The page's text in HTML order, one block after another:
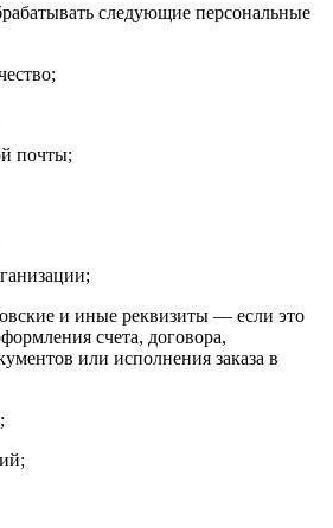
следующие персональные
почты;
и иные реквизиты — если это
счета, договора,
или исполнения заказа в